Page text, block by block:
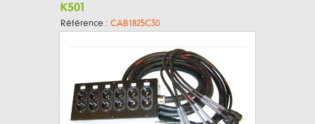
K501
Référence : CAB1825C30